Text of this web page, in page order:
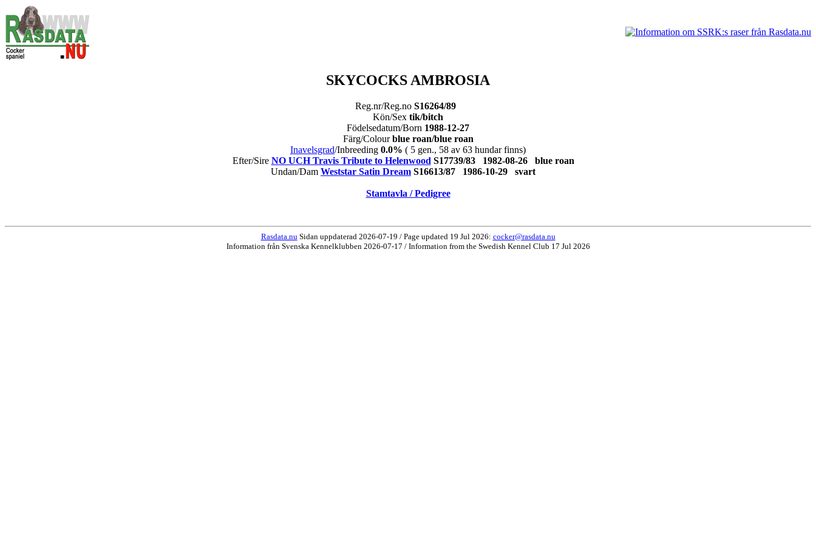
SKYCOCKS AMBROSIA
Reg.nr/Reg.no S16264/89
Kön/Sex tik/bitch
Födelsedatum/Born 1988-12-27
Färg/Colourblue roan/blue roan
Inavelsgrad/Inbreeding 0.0% ( 5 gen., 58 av 63 hundar finns)
Efter/Sire NO UCH Travis Tribute to Helenwood S17739/83 1982-08-26 blue roan
Undan/Dam Weststar Satin Dream S16613/87 1986-10-29 svart
Stamtavla / Pedigree
Rasdata.nu Sidan uppdaterad 2026-07-19 / Page updated 19 Jul 2026: cocker@rasdata.nu
Information från Svenska Kennelklubben 2026-07-17 / Information from the Swedish Kennel Club 17 Jul 2026